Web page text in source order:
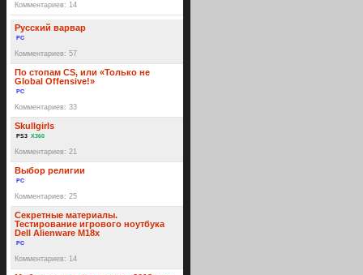
Комментариев: 14
Русский варвар
PC
Комментариев: 57
По стопам CS, или «Только не
Global Offensive!»
PC
Комментариев: 33
Skullgirls
PS3 X360
Комментариев: 21
Выбор религии
PC
Комментариев: 25
Секретные материалы.
Тестирование игрового ноутбука
Dell Alienware M18x
PC
Комментариев: 14